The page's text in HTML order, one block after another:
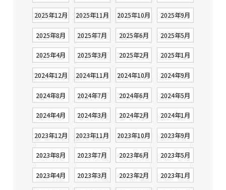
2025年12月 2025年11月 2025年10月 2025年9月
2025年8月 2025年7月 2025年6月 2025年5月
2025年4月 2025年3月 2025年2月 2025年1月
2024年12月 2024年11月 2024年10月 2024年9月
2024年8月 2024年7月 2024年6月 2024年5月
2024年4月 2024年3月 2024年2月 2024年1月
2023年12月 2023年11月 2023年10月 2023年9月
2023年8月 2023年7月 2023年6月 2023年5月
2023年4月 2023年3月 2023年2月 2023年1月